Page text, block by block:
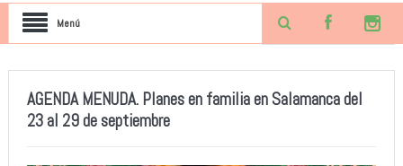
Menú
AGENDA MENUDA. Planes en familia en Salamanca del
23 al 29 de septiembre